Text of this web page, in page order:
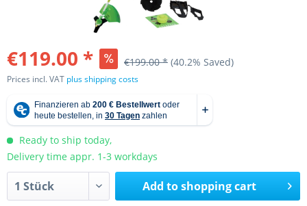
€119.00 * €199.00 * (40.2% Saved)
Prices incl. VAT plus shipping costs
Ready to ship today,
Delivery time appr. 1-3 workdays
Add toshopping cart